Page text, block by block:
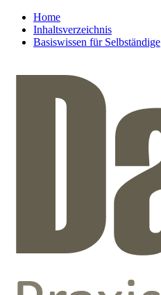
Home
Inhaltsverzeichnis
Basiswissen für Selbständige